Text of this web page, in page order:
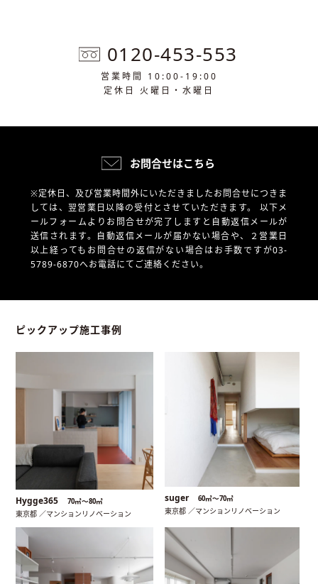
0120-453-553
営業時間 10:00-19:00
定休日 火曜日・水曜日
お問合せはこちら
※定休日、及び営業時間外にいただきましたお問合せにつきま
しては、翌営業日以降の受付とさせていただきます。 以下メ
ールフォームよりお問合せが完了しますと自動返信メールが
送信されます。自動返信メールが届かない場合や、
２営業日
以上経ってもお問合せの返信がない場合はお手数ですが03-
5789-6870へお電話にてご連絡ください。
ピックアップ施工事例
Hygge365 70㎡〜80㎡
東京都 ／マンションリノベーション
suger 60㎡〜70㎡
東京都 ／マンションリノベーション